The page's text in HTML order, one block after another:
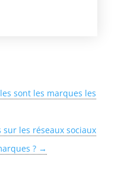
sont les marques les
les réseaux sociaux
? →